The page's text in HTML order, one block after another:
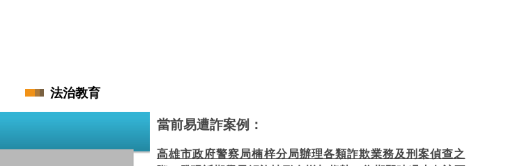
法治教育
當前易遭詐案例 ：
高雄市政府警察局楠梓分局辦理各類詐欺業務及刑案偵查之